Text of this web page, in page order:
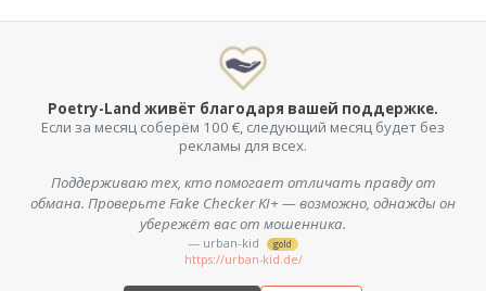
Poetry-Land живёт благодаря вашей поддержке.
Если за месяц соберём 100 €, следующий месяц будет без
рекламы для всех.
Поддерживаю тех, кто помогает отличать правду от
обмана. Проверьте Fake Checker KI+ — возможно, однажды он
убережёт вас от мошенника.
— urban-kid gold
https://urban-kid.de/